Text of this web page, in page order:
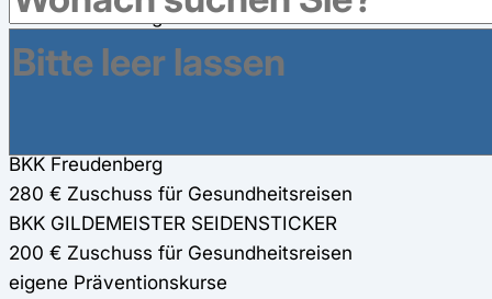
BKK Freudenberg
eigene Online-Fitness-Kurse (100%)
BKK GILDEMEISTER SEIDENSTICKER
BKK Freudenberg
280 € Zuschuss für Gesundheitsreisen
BKK GILDEMEISTER SEIDENSTICKER
200 € Zuschuss für Gesundheitsreisen
eigene Präventionskurse